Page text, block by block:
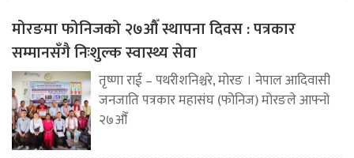
मोरङमा फोनिजको २७औँ स्थापना दिवस : पत्रकार
सम्मानसँगै निःशुल्क स्वास्थ्य सेवा
तृष्णा राई – पथरीशनिश्चरे, मोरङ । नेपाल आदिवासी
जनजाति पत्रकार महासंघ (फोनिज) मोरङले आफ्नो
२७औँ